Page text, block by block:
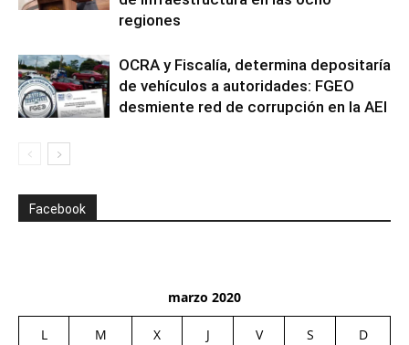
regiones
OCRA y Fiscalía, determina depositaría
de vehículos a autoridades: FGEO
desmiente red de corrupción en la AEI
Facebook
marzo 2020
L M X J V S D